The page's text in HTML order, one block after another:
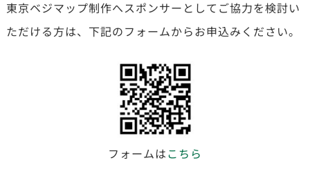
東京ベジマップ制作へスポンサーとしてご協力を検討い
ただける方は、下記のフォームからお申込みください。
フォームはこちら